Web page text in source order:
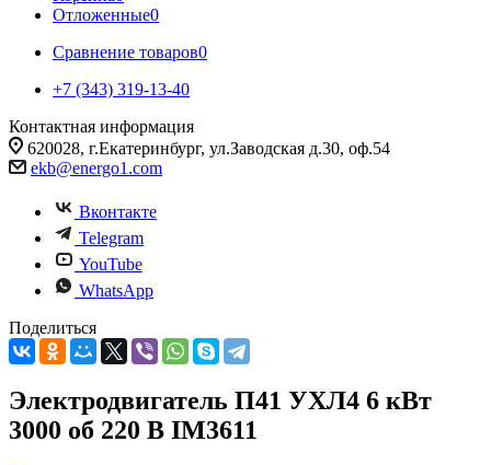
Отложенные0
Сравнение товаров0
+7 (343) 319-13-40
Контактная информация
620028, г.Екатеринбург, ул.Заводская д.30, оф.54
ekb@energo1.com
Вконтакте
Telegram
YouTube
WhatsApp
Поделиться
Электродвигатель П41 УХЛ4 6 кВт
3000 об 220 В IM3611